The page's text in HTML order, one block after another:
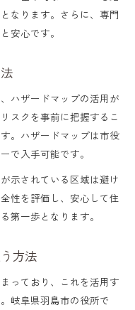
なります。さらに、専門
安心です。
ハザードマップの活用が
スクを事前に把握するこ
。ハザードマップは市役
で入手可能です。
示されている区域は避け
性を評価し、安心して住
第一歩となります。
方法
っており、これを活用す
岐阜県羽島市の役所で